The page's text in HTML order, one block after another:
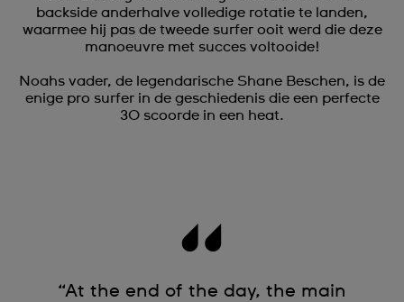
backside anderhalve volledige rotatie te landen,
waarmee hij pas de tweede surfer ooit werd die deze
manoeuvre met succes voltooide!
Noahs vader, de legendarische Shane Beschen, is de
enige pro surfer in de geschiedenis die een perfecte
30 scoorde in een heat.
“At the end of the day, the main